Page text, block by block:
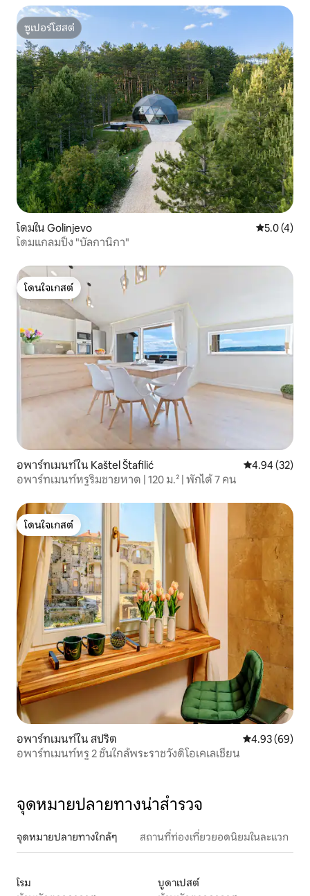
ซูเปอร์โฮสต์
ซูเปอร์โฮสต์
โดมใน Golinjevo คะแนนเฉลี่
5.0 (4)
โดมแกลมปิ้ง "บัลกานิกา"
โดนใจเกสต์
โดนใจเกสต์
อพาร์ทเมนท์ใน Kaštel Štafilić คะแนนเฉลี่ย
4.94 (32)
อพาร์ทเมนท์หรูริมชายหาด | 120 ม.² | พักได้ 7 คน
โดนใจเกสต์
โดนใจเกสต์
อพาร์ทเมนท์ใน สปริต คะแนนเฉลี่ย
4.93 (69)
อพาร์ทเมนท์หรู 2 ชั้นใกล้พระราชวังดิโอเคเลเชียน
จุดหมายปลายทางน่าสำรวจ
จุดหมายปลายทางใกล้ๆ สถานที่ท่องเที่ยวยอดนิยมในละแวก
โรม
บูดาเปสต์